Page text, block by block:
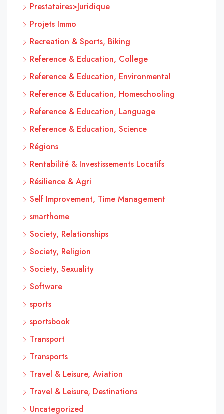
Prestataires>Juridique
Projets Immo
Recreation & Sports, Biking
Reference & Education, College
Reference & Education, Environmental
Reference & Education, Homeschooling
Reference & Education, Language
Reference & Education, Science
Régions
Rentabilité & Investissements Locatifs
Résilience & Agri
Self Improvement, Time Management
smarthome
Society, Relationships
Society, Religion
Society, Sexuality
Software
sports
sportsbook
Transport
Transports
Travel & Leisure, Aviation
Travel & Leisure, Destinations
Uncategorized